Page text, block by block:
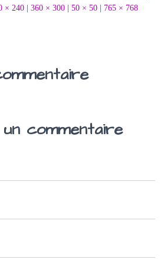
× 240 | 360 × 300 | 50 × 50 | 765 × 768
commentaire